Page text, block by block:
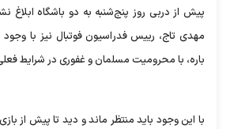
پیش از دربی روز پنج‌شنبه به دو باشگاه ابلاغ
مهدی تاج، رییس فدراسیون فوتبال نیز با وجود
باره، با محرومیت مسلمان و غفوری در شرایط
با این وجود باید منتظر ماند و دید تا پیش از